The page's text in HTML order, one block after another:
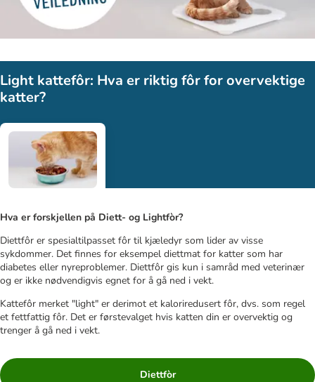
Light kattefôr: Hva er riktig fôr for overvektige
katter?
Hva er forskjellen på Diett- og Lightfòr?
Diettfôr er spesialtilpasset fôr til kjæledyr som lider av visse
sykdommer. Det finnes for eksempel diettmat for katter som har
diabetes eller nyreproblemer. Diettfôr gis kun i samråd med veterinær
og er ikke nødvendigvis egnet for å gå ned i vekt.
Kattefôr merket "light" er derimot et kaloriredusert fôr, dvs. som regel
et fettfattig fôr. Det er førstevalget hvis katten din er overvektig og
trenger å gå ned i vekt.
Diettfòr